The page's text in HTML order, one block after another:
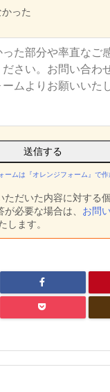
った
ームは『オレンジフォーム』で
ただいた内容に対する
必要な場合は、 お問
します。